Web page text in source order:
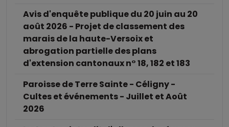
Avis d'enquête publique du 20 juin au 20
août 2026 - Projet de classement des
marais de la haute-Versoix et
abrogation partielle des plans
d'extension cantonaux n° 18, 182 et 183
Paroisse de Terre Sainte - Céligny -
Cultes et événements - Juillet et Août
2026